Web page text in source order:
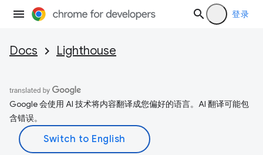
登录
Docs Lighthouse
Google 会使用 AI 技术将内容翻译成您偏好的语言。AI 翻译可能包
含错误。